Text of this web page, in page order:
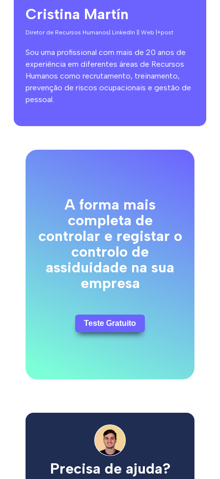
Cristina Martín
Diretor de Recursos Humanos| LinkedIn || Web |+post
Sou uma profissional com mais de 20 anos de
experiência em diferentes áreas de Recursos
Humanos como recrutamento, treinamento,
prevenção de riscos ocupacionais e gestão de
pessoal.
A forma mais
completa de
controlar e registar o
controlo de
assiduidade na sua
empresa
Teste Gratuito
Precisa de ajuda?